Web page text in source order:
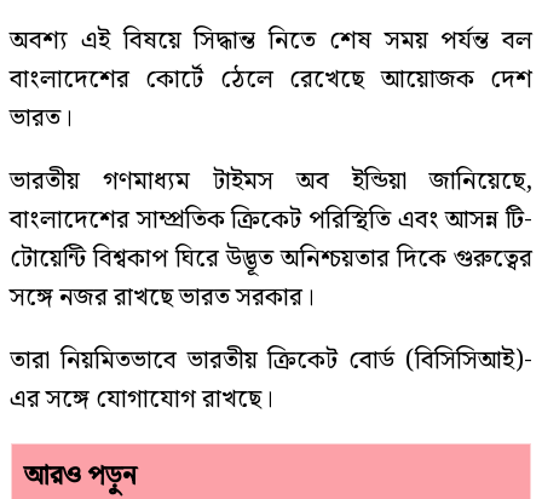
অবশ্য এই বিষয়ে সিদ্ধান্ত নিতে শেষ সময় পর্যন্ত বল
বাংলাদেশের কোর্টে ঠেলে রেখেছে আয়োজক দেশ
ভারত।
ভারতীয় গণমাধ্যম টাইমস অব ইন্ডিয়া জানিয়েছে,
বাংলাদেশের সাম্প্রতিক ক্রিকেট পরিস্থিতি এবং আসন্ন টি-
টোয়েন্টি বিশ্বকাপ ঘিরে উদ্ভূত অনিশ্চয়তার দিকে গুরুত্বের
সঙ্গে নজর রাখছে ভারত সরকার।
তারা নিয়মিতভাবে ভারতীয় ক্রিকেট বোর্ড (বিসিসিআই)-
এর সঙ্গে যোগাযোগ রাখছে।
আরও পড়ুন